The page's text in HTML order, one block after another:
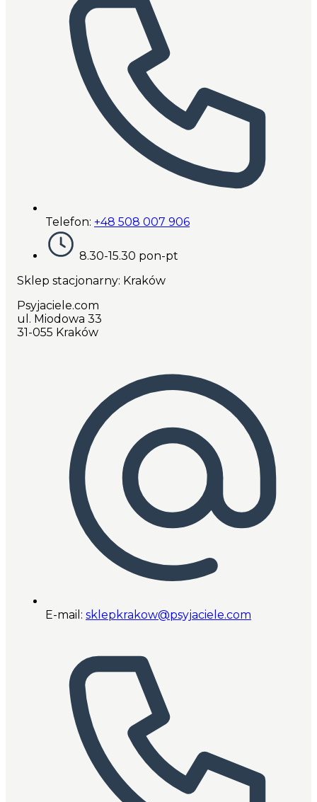
Telefon: +48 508 007 906
8.30-15.30 pon-pt
Sklep stacjonarny: Kraków
Psyjaciele.com
ul. Miodowa 33
31-055 Kraków
E-mail: sklepkrakow@psyjaciele.com